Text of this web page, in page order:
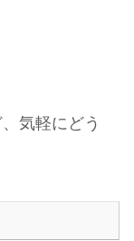
気軽にどう